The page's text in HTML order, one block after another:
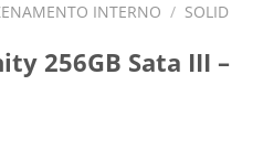
INTERNO / SOLID
256GB Sata III –